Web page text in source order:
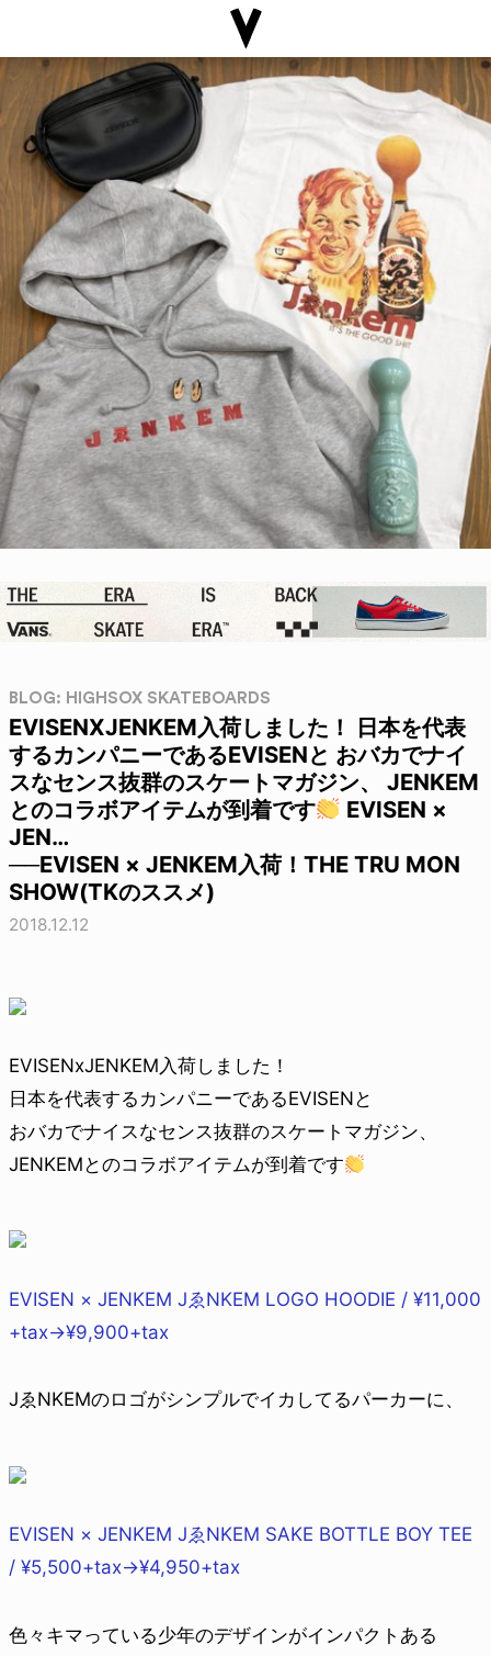
BLOG: HIGHSOX SKATEBOARDS
EVISENXJENKEM入荷しました！ 日本を代表
するカンパニーであるEVISENと おバカでナイ
スなセンス抜群のスケートマガジン、 JENKEM
とのコラボアイテムが到着です
EVISEN ×
JEN…
──EVISEN × JENKEM入荷！THE TRU MON
SHOW(TKのススメ)
2018.12.12
EVISENxJENKEM入荷しました！
日本を代表するカンパニーであるEVISENと
おバカでナイスなセンス抜群のスケートマガジン、
JENKEMとのコラボアイテムが到着です
EVISEN × JENKEM JゑNKEM LOGO HOODIE / ¥11,000
+tax→¥9,900+tax
JゑNKEMのロゴがシンプルでイカしてるパーカーに、
EVISEN × JENKEM JゑNKEM SAKE BOTTLE BOY TEE
/ ¥5,500+tax→¥4,950+tax
色々キマっている少年のデザインがインパクトある